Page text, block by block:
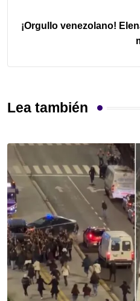
¡Orgullo venezolano!
Lea también